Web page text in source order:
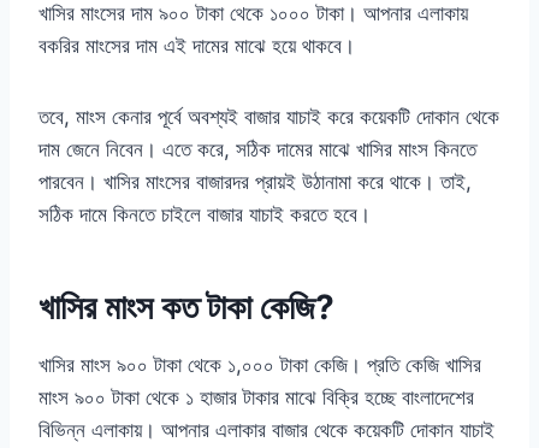
খাসির মাংসের দাম ৯০০ টাকা থেকে ১০০০ টাকা। আপনার এলাকায়
বকরির মাংসের দাম এই দামের মাঝে হয়ে থাকবে।
তবে, মাংস কেনার পূর্বে অবশ্যই বাজার যাচাই করে কয়েকটি দোকান থেকে
দাম জেনে নিবেন। এতে করে, সঠিক দামের মাঝে খাসির মাংস কিনতে
পারবেন। খাসির মাংসের বাজারদর প্রায়ই উঠানামা করে থাকে। তাই,
সঠিক দামে কিনতে চাইলে বাজার যাচাই করতে হবে।
খাসির মাংস কত টাকা কেজি?
খাসির মাংস ৯০০ টাকা থেকে ১,০০০ টাকা কেজি। প্রতি কেজি খাসির
মাংস ৯০০ টাকা থেকে ১ হাজার টাকার মাঝে বিক্রি হচ্ছে বাংলাদেশের
বিভিন্ন এলাকায়। আপনার এলাকার বাজার থেকে কয়েকটি দোকান যাচাই